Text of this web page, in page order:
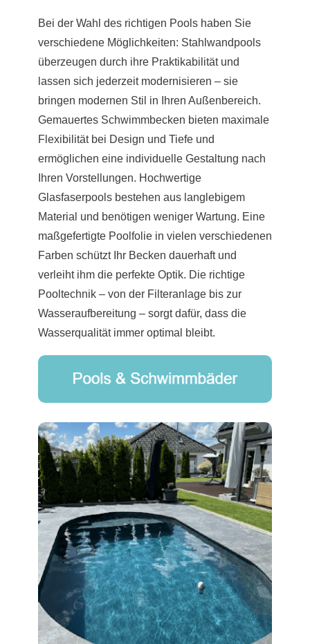
Bei der Wahl des richtigen Pools haben Sie
verschiedene Möglichkeiten: Stahlwandpools
überzeugen durch ihre Praktikabilität und
lassen sich jederzeit modernisieren – sie
bringen modernen Stil in Ihren Außenbereich.
Gemauertes Schwimmbecken bieten maximale
Flexibilität bei Design und Tiefe und
ermöglichen eine individuelle Gestaltung nach
Ihren Vorstellungen. Hochwertige
Glasfaserpools bestehen aus langlebigem
Material und benötigen weniger Wartung. Eine
maßgefertigte Poolfolie in vielen verschiedenen
Farben schützt Ihr Becken dauerhaft und
verleiht ihm die perfekte Optik. Die richtige
Pooltechnik – von der Filteranlage bis zur
Wasseraufbereitung – sorgt dafür, dass die
Wasserqualität immer optimal bleibt.